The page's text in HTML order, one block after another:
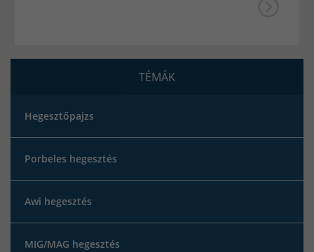
TÉMÁK
Hegesztőpajzs
Porbeles hegesztés
Awi hegesztés
MIG/MAG hegesztés